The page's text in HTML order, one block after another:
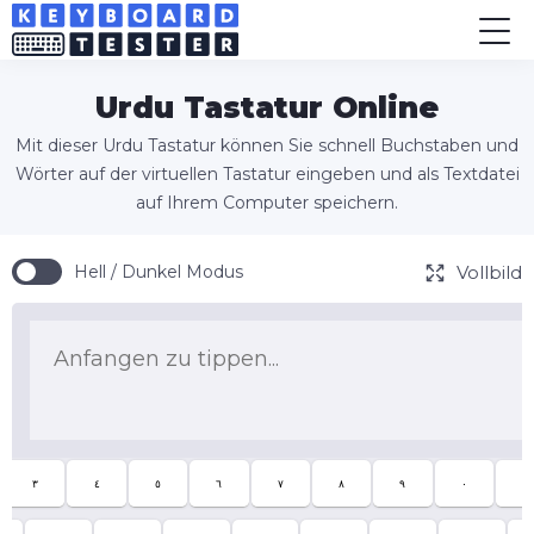
Urdu Tastatur Online
Mit dieser Urdu Tastatur können Sie schnell Buchstaben und
Wörter auf der virtuellen Tastatur eingeben und als Textdatei
auf Ihrem Computer speichern.
Hell / Dunkel Modus Vollbild
٣ ٤ ٥ ٦ ٧ ٨ ٩ ٠